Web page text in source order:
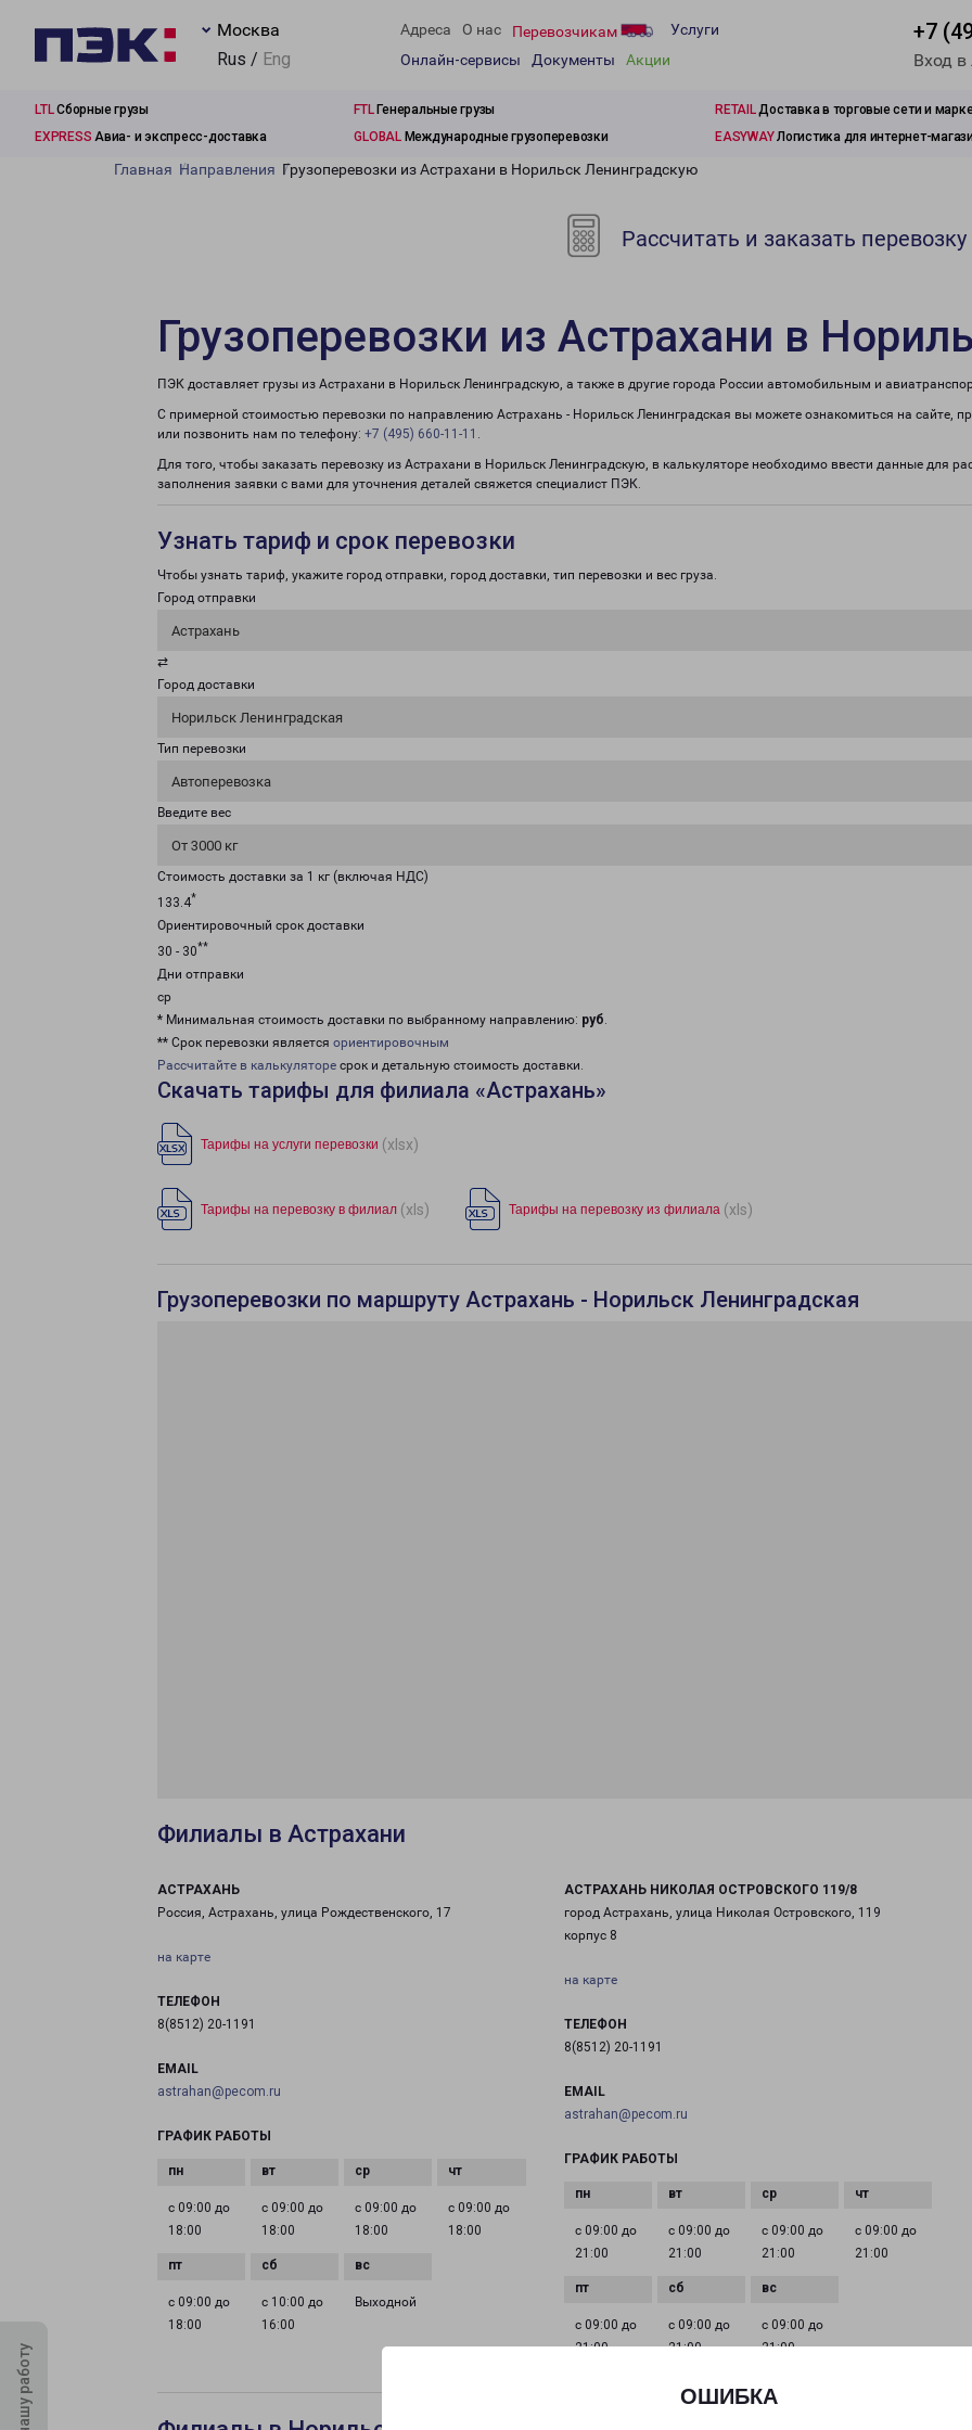
ОШИБКА
Москва
Rus / Eng
Адреса О нас Перевозчикам
Услуги
Онлайн-сервисы
Документы Акции
+7
Вход
LTLСборные грузы FTLГенеральные грузы RETAILДоставка в торговые сети и
EXPRESS Авиа- и экспресс-доставка GLOBALМеждународные грузоперевозки EASYWAYЛогистика для интернет-
Главная Направления Грузоперевозки из Астрахани в Норильск Ленинградскую
Рассчитать и заказать перевозку
Грузоперевозки из Астрахани в
ПЭК доставляет грузы из Астрахани в Норильск Ленинградскую, а также в другие города России автомобильным и
С примерной стоимостью перевозки по направлению Астрахань - Норильск Ленинградская вы можете ознакомиться на сайте,
или позвонить нам по телефону: +7 (495) 660-11-11 .
Для того, чтобы заказать перевозку из Астрахани в Норильск Ленинградскую, в калькуляторе необходимо ввести данные для
заполнения заявки с вами для уточнения деталей свяжется специалист ПЭК.
Узнать тариф и срок перевозки
Чтобы узнать тариф, укажите город отправки, город доставки, тип перевозки и вес груза.
Город отправки
Астрахань
⇄
Город доставки
Норильск Ленинградская
Тип перевозки
Автоперевозка
Введите вес
От 3000 кг
Стоимость доставки за 1 кг (включая НДС)
133.4*
Ориентировочный срок доставки
30 - 30**
Дни отправки
ср
* Минимальная стоимость доставки по выбранному направлению: руб.
** Срок перевозки является ориентировочным
Рассчитайте в калькуляторе срок и детальную стоимость доставки.
Скачать тарифы для филиала «Астрахань»
Тарифы на услуги перевозки (xlsx)
Тарифы на перевозку в филиал (xls) Тарифы на перевозку из филиала (xls)
Грузоперевозки по маршруту Астрахань - Норильск Ленинградская
Филиалы в Астрахани
АСТРАХАНЬ
Россия, Астрахань, улица Рождественского, 17
на карте
ТЕЛЕФОН
8(8512) 20-1191
EMAIL
astrahan@pecom.ru
ГРАФИК РАБОТЫ
с 09:00 до
18:00
с 09:00 до
18:00
с 09:00 до
18:00
с 09:00 до
18:00
с 09:00 до
18:00
с 10:00 до
16:00
Выходной
АСТРАХАНЬ НИКОЛАЯ ОСТРОВСКОГО 119/8
город Астрахань, улица Николая Островского, 119
корпус 8
на карте
ТЕЛЕФОН
8(8512) 20-1191
EMAIL
astrahan@pecom.ru
ГРАФИК РАБОТЫ
с 09:00 до
21:00
с 09:00 до
21:00
с 09:00 до
21:00
с 09:00 до
21:00
с 09:00 до
21:00
с 09:00 до
21:00
с 09:00 до
21:00